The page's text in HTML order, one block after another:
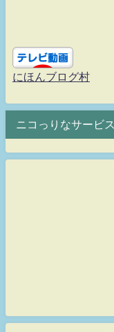
にほんブログ村
ニコっりなサービス